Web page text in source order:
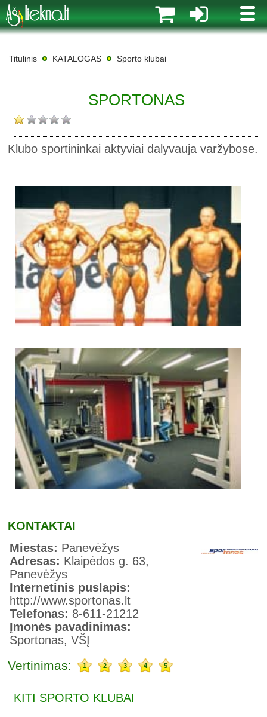
MENIU
Titulinis KATALOGAS Sporto klubai
SPORTONAS
Klubo sportininkai aktyviai dalyvauja varžybose.
KONTAKTAI
Miestas: Panevėžys
Adresas: Klaipėdos g. 63,
Panevėžys
Internetinis puslapis:
http://www.sportonas.lt
Telefonas: 8-611-21212
Įmonės pavadinimas:
Sportonas, VŠĮ
Vertinimas: 1 2 3 4 5
KITI SPORTO KLUBAI